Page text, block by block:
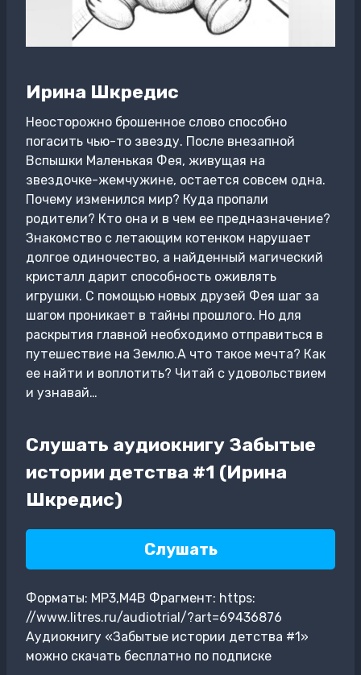
Ирина Шкредис
Неосторожно брошенное слово способно
погасить чью-то звезду. После внезапной
Вспышки Маленькая Фея, живущая на
звездочке-жемчужине, остается совсем одна.
Почему изменился мир? Куда пропали
родители? Кто она и в чем ее предназначение?
Знакомство с летающим котенком нарушает
долгое одиночество, а найденный магический
кристалл дарит способность оживлять
игрушки. С помощью новых друзей Фея шаг за
шагом проникает в тайны прошлого. Но для
раскрытия главной необходимо отправиться в
путешествие на Землю.А что такое мечта? Как
ее найти и воплотить? Читай с удовольствием
и узнавай…
Слушать аудиокнигу Забытые
истории детства #1 (Ирина
Шкредис)
Слушать
Форматы: MP3,M4B Фрагмент: https:
//www.litres.ru/audiotrial/?art=69436876
Аудиокнигу «Забытые истории детства #1»
можно скачать бесплатно по подписке